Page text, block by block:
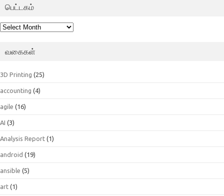
பெட்டகம்
பெட்டகம்
வகைகள்
3D Printing (25)
accounting (4)
agile (16)
AI (3)
Analysis Report (1)
android (19)
ansible (5)
art (1)